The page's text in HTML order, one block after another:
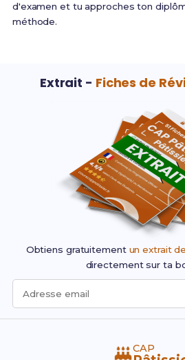
d'examen et tu approches ton
méthode.
Extrait - Fiches de
Obtiens gratuitement un extrait
directement sur ta
Adresse email
CAP